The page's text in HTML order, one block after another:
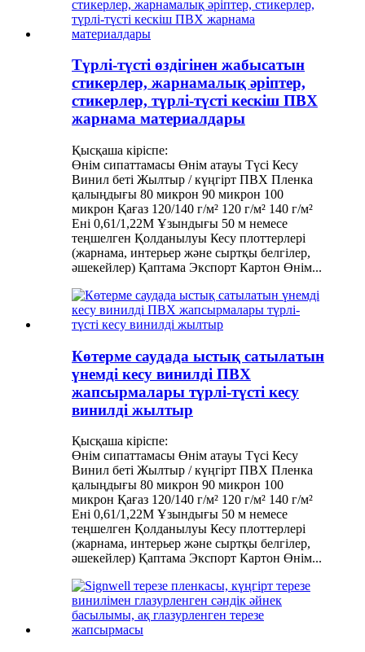
Түрлі-түсті өздігінен жабысатын
стикерлер, жарнамалық әріптер,
стикерлер, түрлі-түсті кескіш ПВХ
жарнама материалдары
Қысқаша кіріспе:
Өнім сипаттамасы Өнім атауы Түсі Кесу
Винил беті Жылтыр / күңгірт ПВХ Пленка
қалыңдығы 80 микрон 90 микрон 100
микрон Қағаз 120/140 г/м² 120 г/м² 140 г/м²
Ені 0,61/1,22М Ұзындығы 50 м немесе
теңшелген Қолданылуы Кесу плоттерлері
(жарнама, интерьер және сыртқы белгілер,
әшекейлер) Қаптама Экспорт Картон Өнім...
Көтерме саудада ыстық сатылатын
үнемді кесу винилді ПВХ
жапсырмалары түрлі-түсті кесу
винилді жылтыр
Қысқаша кіріспе:
Өнім сипаттамасы Өнім атауы Түсі Кесу
Винил беті Жылтыр / күңгірт ПВХ Пленка
қалыңдығы 80 микрон 90 микрон 100
микрон Қағаз 120/140 г/м² 120 г/м² 140 г/м²
Ені 0,61/1,22М Ұзындығы 50 м немесе
теңшелген Қолданылуы Кесу плоттерлері
(жарнама, интерьер және сыртқы белгілер,
әшекейлер) Қаптама Экспорт Картон Өнім...